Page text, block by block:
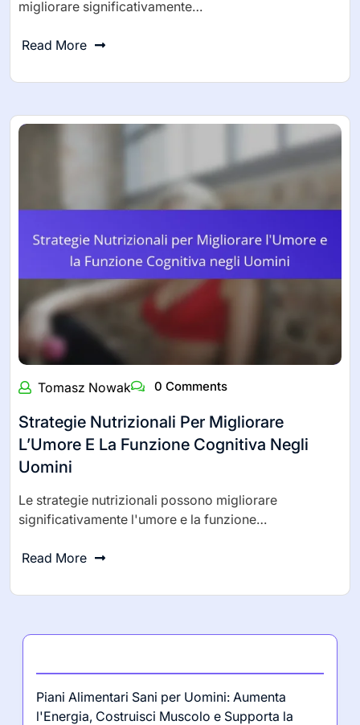
migliorare significativamente…
Read More
Tomasz Nowak 0 Comments
Strategie Nutrizionali Per Migliorare
L’Umore E La Funzione Cognitiva Negli
Uomini
Le strategie nutrizionali possono migliorare
significativamente l'umore e la funzione…
Read More
Piani Alimentari Sani per Uomini: Aumenta
l'Energia, Costruisci Muscolo e Supporta la